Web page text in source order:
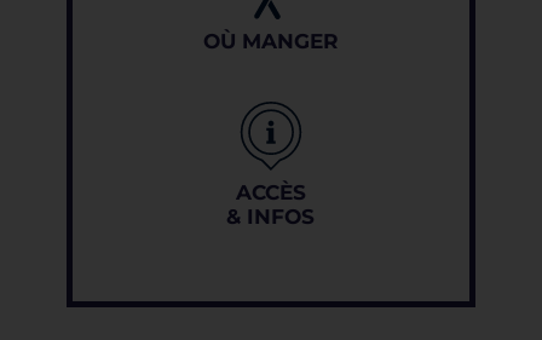
OÙ MANGER
ACCÈS
& INFOS